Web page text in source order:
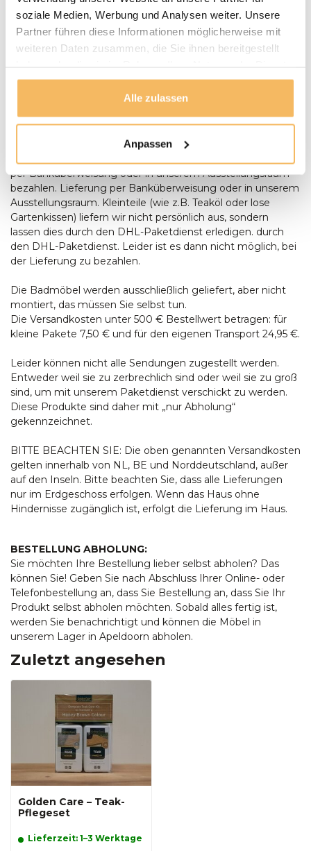
soziale Medien, Werbung und Analysen weiter. Unsere
Partner führen diese Informationen möglicherweise mit
weiteren Daten zusammen, die Sie ihnen bereitgestellt
gesammelt haben.
Alle zulassen
Anpassen
Wir setzen uns mit Ihnen in Verbindung und vereinbaren
mit Ihnen einen Termin für die Lieferung. Unsere
Gartenmöbel werden bei Bedarf von unserem Fahrer
montiert und aufgestellt. Anlieferungen erfolgen nur
anwesend sein, um Aufstellen des Tisches anwesend sein.
Bestellungen ab € 500,- werden kostenlos geliefert. Sie
können bei der Lieferung mit einem Stift oder in bar
bezahlen, Wenn die Umstände es Ihnen unmöglich
per Banküberweisung oder in unserem Ausstellungsraum
bezahlen. Lieferung per Banküberweisung oder in unserem
Ausstellungsraum. Kleinteile (wie z.B. Teaköl oder lose
Gartenkissen) liefern wir nicht persönlich aus, sondern
lassen dies durch den DHL-Paketdienst erledigen. durch
den DHL-Paketdienst. Leider ist es dann nicht möglich, bei
der Lieferung zu bezahlen.
Die Badmöbel werden ausschließlich geliefert, aber nicht
montiert, das müssen Sie selbst tun.
Die Versandkosten unter 500 € Bestellwert betragen: für
kleine Pakete 7,50 € und für den eigenen Transport 24,95 €.
Leider können nicht alle Sendungen zugestellt werden.
Entweder weil sie zu zerbrechlich sind oder weil sie zu groß
sind, um mit unserem Paketdienst verschickt zu werden.
Diese Produkte sind daher mit „nur Abholung“
gekennzeichnet.
BITTE BEACHTEN SIE: Die oben genannten Versandkosten
gelten innerhalb von NL, BE und Norddeutschland, außer
auf den Inseln. Bitte beachten Sie, dass alle Lieferungen
nur im Erdgeschoss erfolgen. Wenn das Haus ohne
Hindernisse zugänglich ist, erfolgt die Lieferung im Haus.
BESTELLUNG ABHOLUNG:
Sie möchten Ihre Bestellung lieber selbst abholen? Das
können Sie! Geben Sie nach Abschluss Ihrer Online- oder
Telefonbestellung an, dass Sie Bestellung an, dass Sie Ihr
Produkt selbst abholen möchten. Sobald alles fertig ist,
werden Sie benachrichtigt und können die Möbel in
unserem Lager in Apeldoorn abholen.
Zuletzt angesehen
Golden Care – Teak-
Pflegeset
Lieferzeit: 1–3 Werktage